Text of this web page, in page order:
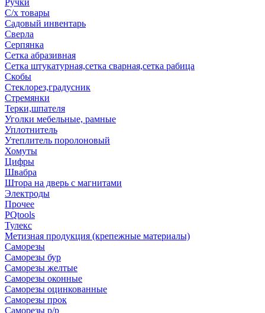
Ручки
С/х товары
Садовый инвентарь
Сверла
Серпянка
Сетка абразивная
Сетка штукатурная,сетка сварная,сетка рабица
Скобы
Стеклорез,градусник
Стремянки
Терки,шпателя
Уголки мебельные, рамные
Уплотнитель
Утеплитель поролоновый
Хомуты
Цифры
Швабра
Штора на дверь с магнитами
Электроды
Прочее
PQtools
Тулекс
Метизная продукция (крепежные материалы)
Саморезы
Саморезы бур
Саморезы желтые
Саморезы оконные
Саморезы оцинкованные
Саморезы прок
Саморезы р/р